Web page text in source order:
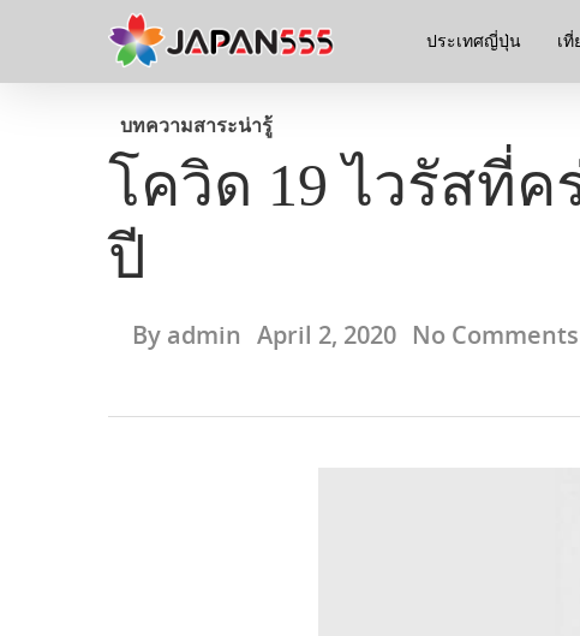
ประเทศญี่ปุ่น เ
บทความสาระน่ารู้
โควิด 19 ไวรัสที่
ปี
By admin April 2, 2020 No Comments